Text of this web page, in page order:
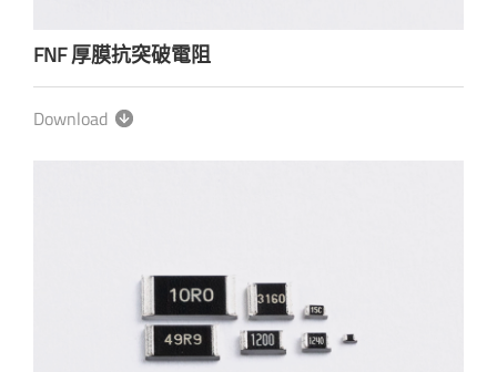
FNF 厚膜抗突破電阻
Download